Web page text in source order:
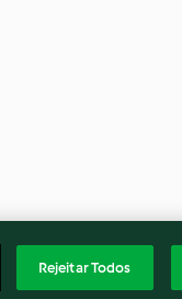
Rejeitar Todos